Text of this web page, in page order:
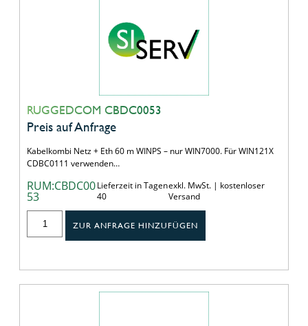
RUGGEDCOM CBDC0053
Preis auf Anfrage
Kabelkombi Netz + Eth 60 m WINPS – nur WIN7000. Für WIN121X
CDBC0111 verwenden…
RUM:CBDC00
53
Lieferzeit in Tagen
40
exkl. MwSt. | kostenloser
Versand
ZUR ANFRAGE HINZUFÜGEN